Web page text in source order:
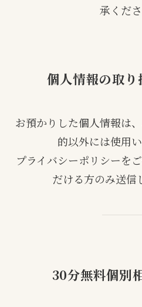
承くださ
個人情報の取り
お預かりした個人情報は
的以外には使用
プライバシーポリシーを
だける方のみ送信
30分無料個別